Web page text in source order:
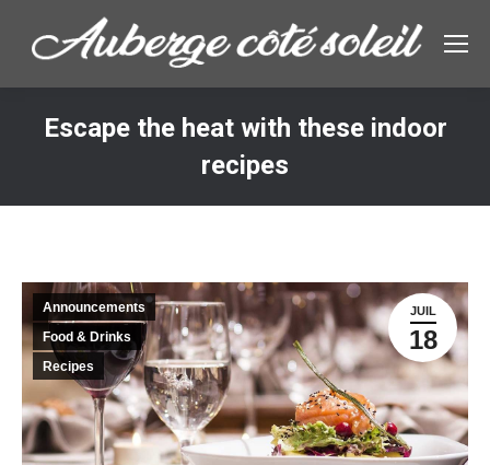
Escape the heat with these indoor
recipes
JUIL
18
Announcements
Food & Drinks
Recipes